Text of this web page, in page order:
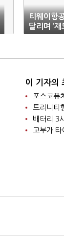
티웨이항
달리며 ‘재
이 기자의
포스코퓨
트리니티
배터리 3
고부가